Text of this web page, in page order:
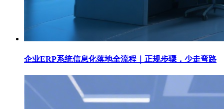
企业ERP系统信息化落地全流程｜正规步骤，少走弯路